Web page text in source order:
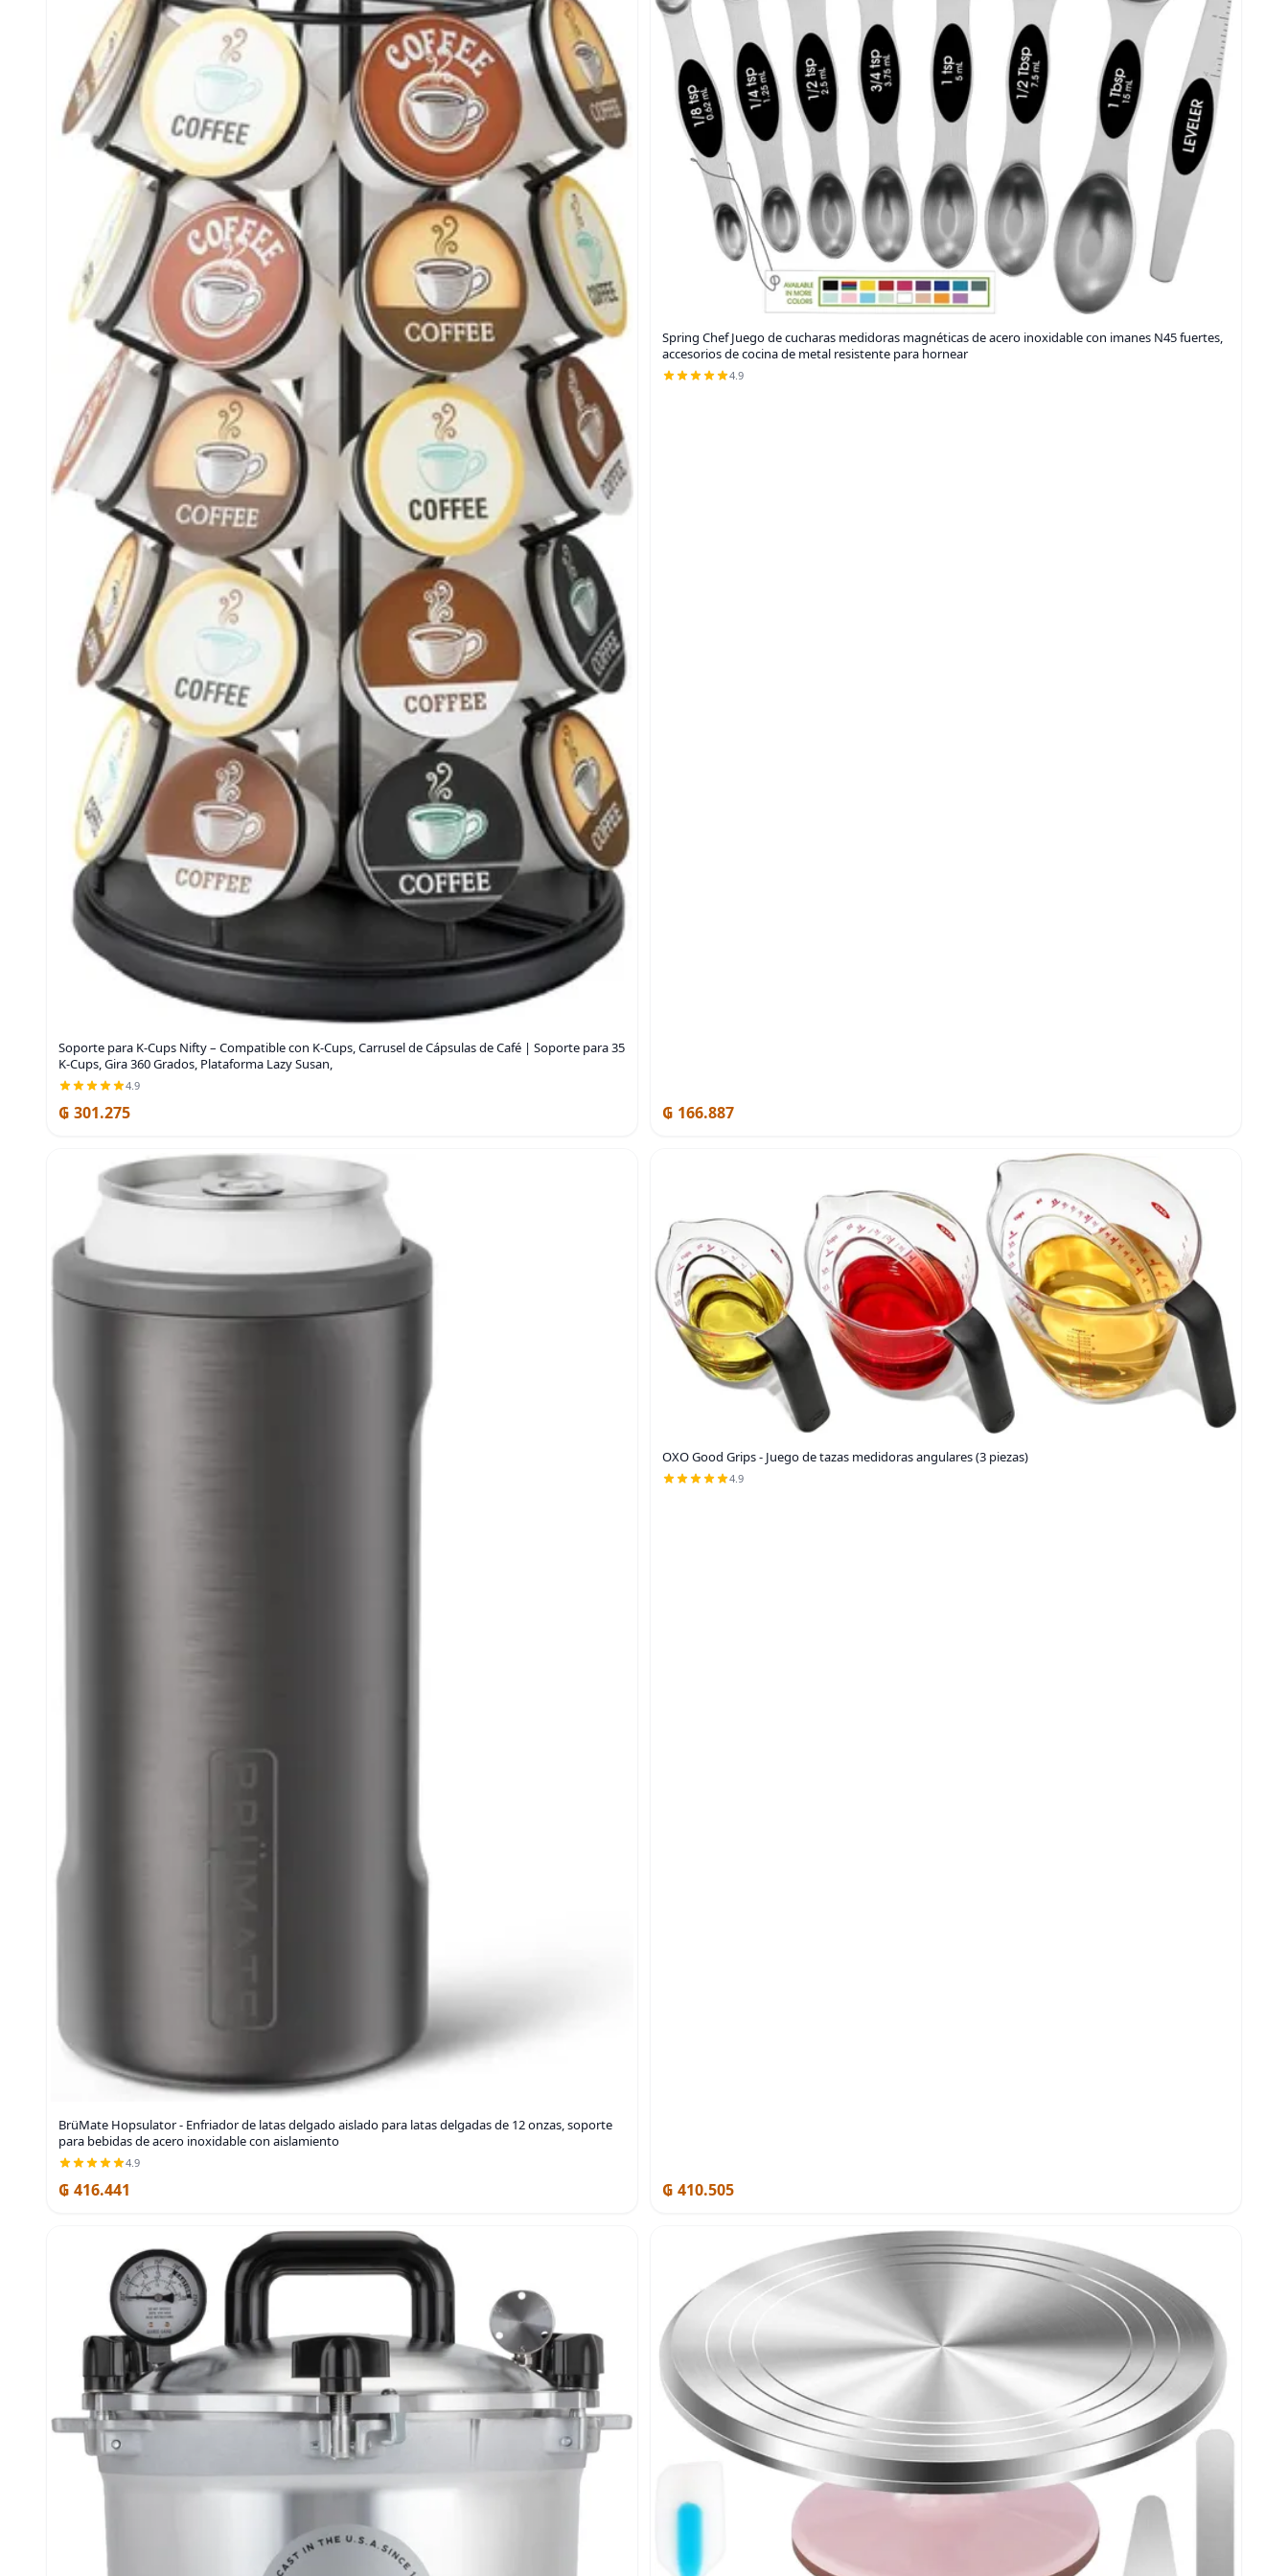
Soporte para K-Cups Nifty – Compatible con K-Cups, Carrusel de Cápsulas de Café | Soporte para 35
K-Cups, Gira 360 Grados, Plataforma Lazy Susan,
4.9
₲ 301.275
Spring Chef Juego de cucharas medidoras magnéticas de acero inoxidable con imanes N45 fuertes,
accesorios de cocina de metal resistente para hornear
4.9
₲ 166.887
BrüMate Hopsulator - Enfriador de latas delgado aislado para latas delgadas de 12 onzas, soporte
para bebidas de acero inoxidable con aislamiento
4.9
₲ 416.441
OXO Good Grips - Juego de tazas medidoras angulares (3 piezas)
4.9
₲ 410.505